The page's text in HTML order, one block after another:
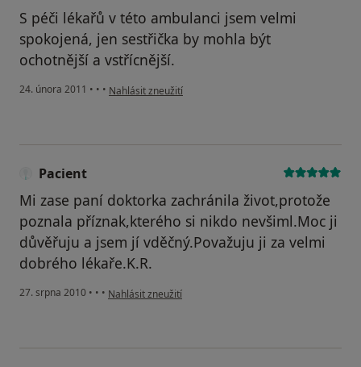
S péči lékařů v této ambulanci jsem velmi
spokojená, jen sestřička by mohla být
ochotnější a vstřícnější.
24. února 2011 • • • podle názoru uživatele Pacient
Nahlásit zneužití
Pacient
Mi zase paní doktorka zachránila život,protože
poznala příznak,kterého si nikdo nevšiml.Moc ji
důvěřuju a jsem jí vděčný.Považuju ji za velmi
dobrého lékaře.K.R.
27. srpna 2010 • • • podle názoru uživatele Pacient
Nahlásit zneužití